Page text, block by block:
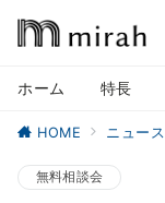
ホーム 特長
HOME ニュース
無料相談会